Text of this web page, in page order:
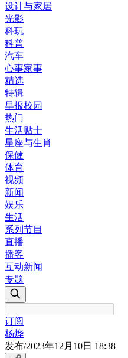
设计与家居
光影
科玩
科普
汽车
心事家事
精选
特辑
早报校园
热门
生活贴士
星座与生肖
保健
体育
视频
新闻
娱乐
生活
系列节目
直播
播客
互动新闻
专题
订阅
杨烨
发布/2023年12月10日 18:38